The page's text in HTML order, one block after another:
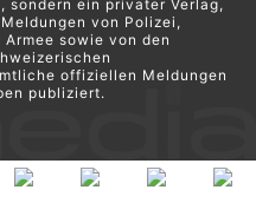
der Fachstelle für
Zofingen, führte die